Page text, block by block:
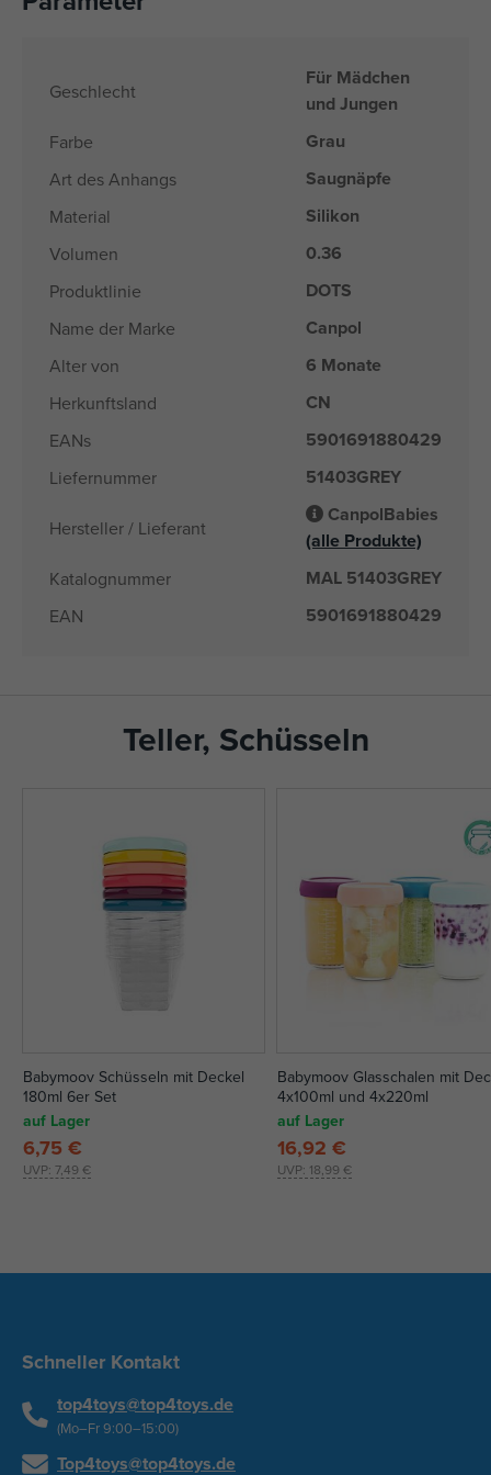
Geschlecht
Für Mädchen
und Jungen
Farbe Grau
Art des Anhangs Saugnäpfe
Material Silikon
Volumen 0.36
Produktlinie DOTS
Name der Marke Canpol
Alter von 6 Monate
Herkunftsland CN
EANs 5901691880429
Liefernummer 51403GREY
Hersteller / Lieferant
CanpolBabies
(alle Produkte)
Katalognummer MAL 51403GREY
EAN 5901691880429
Teller, Schüsseln
Babymoov Schüsseln mit Deckel
180ml 6er Set
auf Lager
UVP: 7,49 €
6,75 €
Babymoov Glasschalen mit
4x100ml und 4x220ml
auf Lager
UVP: 18,99 €
16,92 €
Schneller Kontakt
top4toys@top4toys.de
(Mo–Fr 9:00–15:00)
Top4toys@top4toys.de